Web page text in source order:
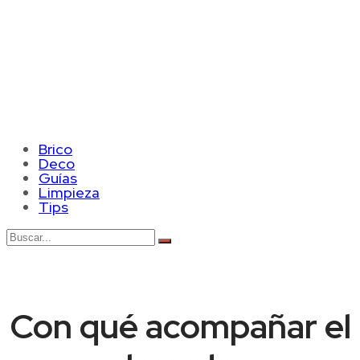
Brico
Deco
Guías
Limpieza
Tips
Con qué acompañar el